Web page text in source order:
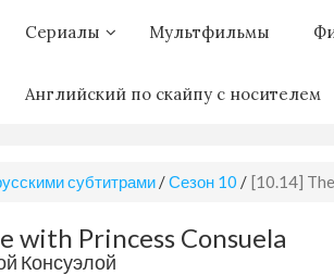
Сериалы Мультфильмы
Английский по скайпу с носителем
субтитрами /Сезон 10 / [10.14]
with Princess Consuela
Консуэлой